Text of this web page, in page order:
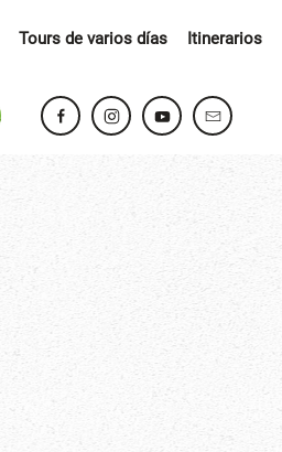
Tours de varios días Itinerarios